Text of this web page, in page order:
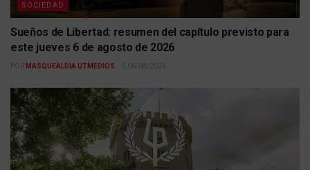
SOCIEDAD
Sueños de Libertad: resumen del capítulo previsto para
este jueves 6 de agosto de 2026
POR MASQUEALDIA UTMEDIOS 06/08/2026